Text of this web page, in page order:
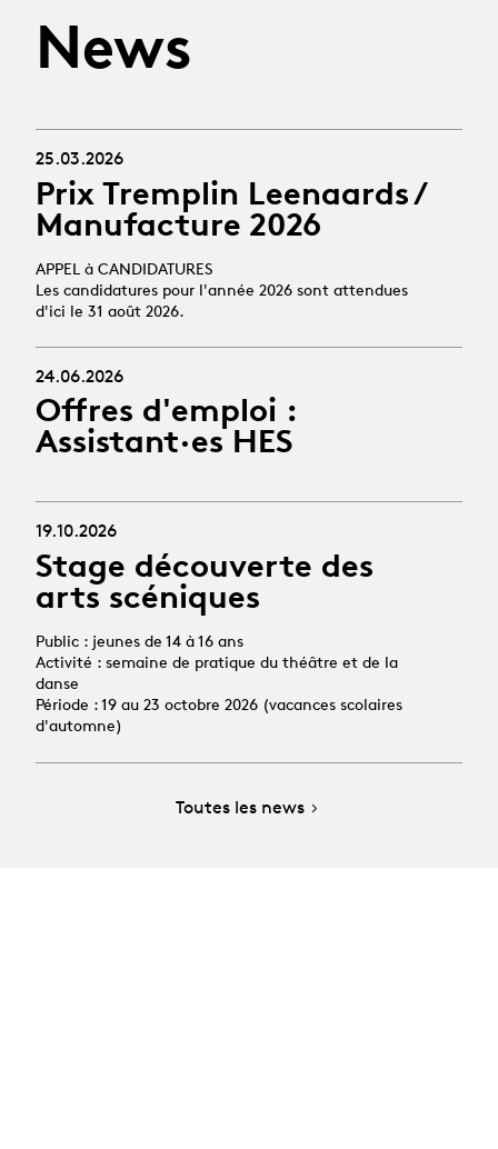
News
25.03.2026
Prix Tremplin Leenaards /
Manufacture 2026
APPEL à CANDIDATURES
Les candidatures pour l'année 2026 sont attendues
d'ici le 31 août 2026.
24.06.2026
Offres d'emploi :
Assistant·es HES
19.10.2026
Stage découverte des
arts scéniques
Public : jeunes de 14 à 16 ans
Activité : semaine de pratique du théâtre et de la
danse
Période : 19 au 23 octobre 2026 (vacances scolaires
d'automne)
Toutes les news